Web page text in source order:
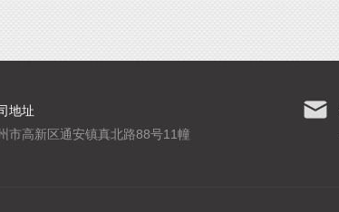
地址
市高新区通安镇真北路88号11幢